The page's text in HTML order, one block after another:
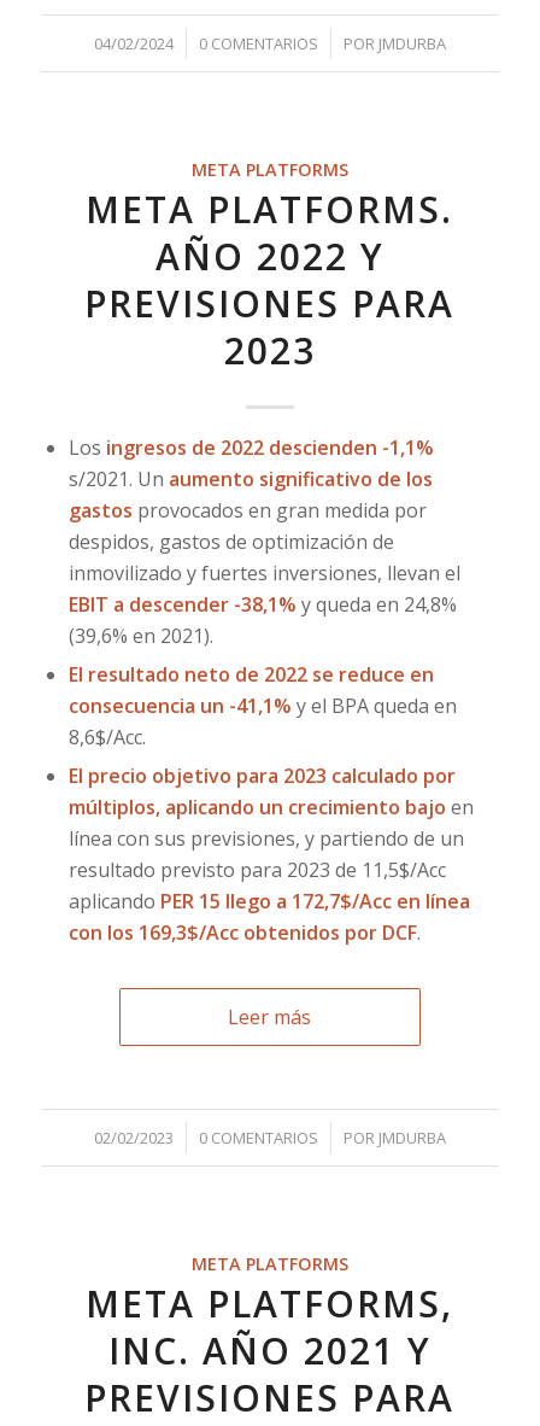
04/02/2024
/ 0 COMENTARIOS
/ POR JMDURBA
META PLATFORMS
META PLATFORMS.
AÑO 2022 Y
PREVISIONES PARA
2023
Los ingresos de 2022 descienden -1,1%
s/2021. Un aumento significativo de los
gastos provocados en gran medida por
despidos, gastos de optimización de
inmovilizado y fuertes inversiones, llevan el
EBIT a descender -38,1% y queda en 24,8%
(39,6% en 2021).
El resultado neto de 2022 se reduce en
consecuencia un -41,1% y el BPA queda en
8,6$/Acc.
El precio objetivo para 2023 calculado por
múltiplos, aplicando un crecimiento bajo en
línea con sus previsiones, y partiendo de un
resultado previsto para 2023 de 11,5$/Acc
aplicando PER 15 llego a 172,7$/Acc en línea
con los 169,3$/Acc obtenidos por DCF.
Leer más
02/02/2023
/ 0 COMENTARIOS
/ POR JMDURBA
META PLATFORMS
META PLATFORMS,
INC. AÑO 2021 Y
PREVISIONES PARA